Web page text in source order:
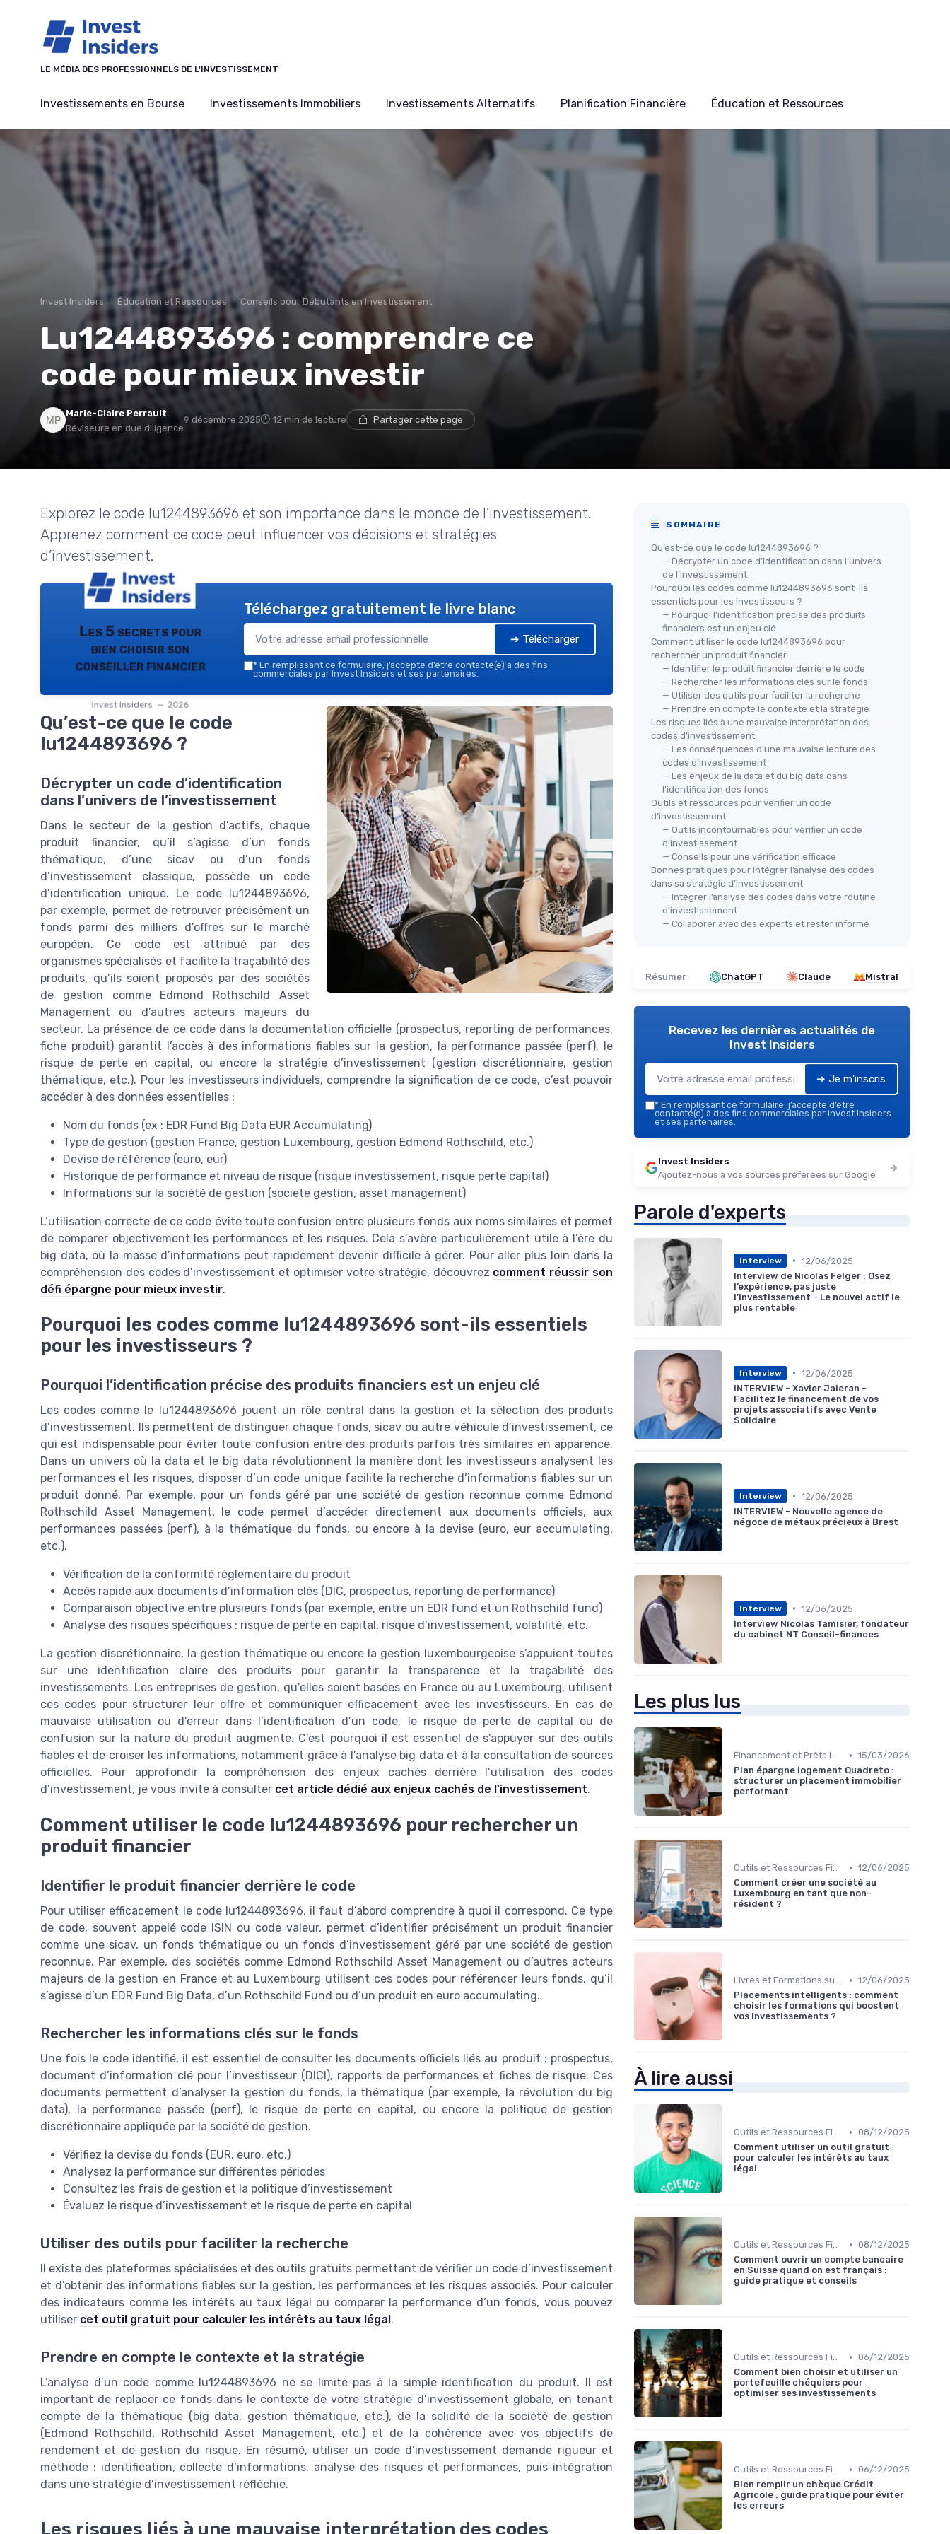
LE MÉDIA DES PROFESSIONNELS DE L'INVESTISSEMENT
Investissements en Bourse Investissements Immobiliers Investissements Alternatifs Planification Financière Éducation et Ressources
Invest Insiders Éducation et Ressources Conseils pour Débutants en Investissement
Lu1244893696 : comprendre ce
code pour mieux investir
Marie-Claire Perrault
Réviseure en due diligence
9 décembre 2025 12 min de lecture Partager cette page
Explorez le code lu1244893696 et son importance dans le monde de l’investissement.
Apprenez comment ce code peut influencer vos décisions et stratégies
d’investissement.
Les 5 secrets pour
bien choisir son
conseiller financier
Invest Insiders — 2026
Téléchargez gratuitement le livre blanc
➔ Télécharger
* En remplissant ce formulaire, j’accepte d’être contacté(e) à des fins
commerciales par Invest Insiders et ses partenaires.
Qu’est-ce que le code
lu1244893696 ?
Décrypter un code d’identification
dans l’univers de l’investissement
Dans le secteur de la gestion d’actifs, chaque
produit financier, qu’il s’agisse d’un fonds
thématique, d’une sicav ou d’un fonds
d’investissement classique, possède un code
d’identification unique. Le code lu1244893696,
par exemple, permet de retrouver précisément un
fonds parmi des milliers d’offres sur le marché
européen. Ce code est attribué par des
organismes spécialisés et facilite la traçabilité des
produits, qu’ils soient proposés par des sociétés
de gestion comme Edmond Rothschild Asset
Management ou d’autres acteurs majeurs du
secteur. La présence de ce code dans la documentation officielle (prospectus, reporting de performances,
fiche produit) garantit l’accès à des informations fiables sur la gestion, la performance passée (perf), le
risque de perte en capital, ou encore la stratégie d’investissement (gestion discrétionnaire, gestion
thématique, etc.). Pour les investisseurs individuels, comprendre la signification de ce code, c’est pouvoir
accéder à des données essentielles :
Nom du fonds (ex : EDR Fund Big Data EUR Accumulating)
Type de gestion (gestion France, gestion Luxembourg, gestion Edmond Rothschild, etc.)
Devise de référence (euro, eur)
Historique de performance et niveau de risque (risque investissement, risque perte capital)
Informations sur la société de gestion (societe gestion, asset management)
L’utilisation correcte de ce code évite toute confusion entre plusieurs fonds aux noms similaires et permet
de comparer objectivement les performances et les risques. Cela s’avère particulièrement utile à l’ère du
big data, où la masse d’informations peut rapidement devenir difficile à gérer. Pour aller plus loin dans la
compréhension des codes d’investissement et optimiser votre stratégie, découvrez comment réussir son
défi épargne pour mieux investir.
Pourquoi les codes comme lu1244893696 sont-ils essentiels
pour les investisseurs ?
Pourquoi l’identification précise des produits financiers est un enjeu clé
Les codes comme le lu1244893696 jouent un rôle central dans la gestion et la sélection des produits
d’investissement. Ils permettent de distinguer chaque fonds, sicav ou autre véhicule d’investissement, ce
qui est indispensable pour éviter toute confusion entre des produits parfois très similaires en apparence.
Dans un univers où la data et le big data révolutionnent la manière dont les investisseurs analysent les
performances et les risques, disposer d’un code unique facilite la recherche d’informations fiables sur un
produit donné. Par exemple, pour un fonds géré par une société de gestion reconnue comme Edmond
Rothschild Asset Management, le code permet d’accéder directement aux documents officiels, aux
performances passées (perf), à la thématique du fonds, ou encore à la devise (euro, eur accumulating,
etc.).
Vérification de la conformité réglementaire du produit
Accès rapide aux documents d’information clés (DIC, prospectus, reporting de performance)
Comparaison objective entre plusieurs fonds (par exemple, entre un EDR fund et un Rothschild fund)
Analyse des risques spécifiques : risque de perte en capital, risque d’investissement, volatilité, etc.
La gestion discrétionnaire, la gestion thématique ou encore la gestion luxembourgeoise s’appuient toutes
sur une identification claire des produits pour garantir la transparence et la traçabilité des
investissements. Les entreprises de gestion, qu’elles soient basées en France ou au Luxembourg, utilisent
ces codes pour structurer leur offre et communiquer efficacement avec les investisseurs. En cas de
mauvaise utilisation ou d’erreur dans l’identification d’un code, le risque de perte de capital ou de
confusion sur la nature du produit augmente. C’est pourquoi il est essentiel de s’appuyer sur des outils
fiables et de croiser les informations, notamment grâce à l’analyse big data et à la consultation de sources
officielles. Pour approfondir la compréhension des enjeux cachés derrière l’utilisation des codes
d’investissement, je vous invite à consulter cet article dédié aux enjeux cachés de l’investissement.
Comment utiliser le code lu1244893696 pour rechercher un
produit financier
Identifier le produit financier derrière le code
Pour utiliser efficacement le code lu1244893696, il faut d’abord comprendre à quoi il correspond. Ce type
de code, souvent appelé code ISIN ou code valeur, permet d’identifier précisément un produit financier
comme une sicav, un fonds thématique ou un fonds d’investissement géré par une société de gestion
reconnue. Par exemple, des sociétés comme Edmond Rothschild Asset Management ou d’autres acteurs
majeurs de la gestion en France et au Luxembourg utilisent ces codes pour référencer leurs fonds, qu’il
s’agisse d’un EDR Fund Big Data, d’un Rothschild Fund ou d’un produit en euro accumulating.
Rechercher les informations clés sur le fonds
Une fois le code identifié, il est essentiel de consulter les documents officiels liés au produit : prospectus,
document d’information clé pour l’investisseur (DICI), rapports de performances et fiches de risque. Ces
documents permettent d’analyser la gestion du fonds, la thématique (par exemple, la révolution du big
data), la performance passée (perf), le risque de perte en capital, ou encore la politique de gestion
discrétionnaire appliquée par la société de gestion.
Vérifiez la devise du fonds (EUR, euro, etc.)
Analysez la performance sur différentes périodes
Consultez les frais de gestion et la politique d’investissement
Évaluez le risque d’investissement et le risque de perte en capital
Utiliser des outils pour faciliter la recherche
Il existe des plateformes spécialisées et des outils gratuits permettant de vérifier un code d’investissement
et d’obtenir des informations fiables sur la gestion, les performances et les risques associés. Pour calculer
des indicateurs comme les intérêts au taux légal ou comparer la performance d’un fonds, vous pouvez
utiliser cet outil gratuit pour calculer les intérêts au taux légal.
Prendre en compte le contexte et la stratégie
L’analyse d’un code comme lu1244893696 ne se limite pas à la simple identification du produit. Il est
important de replacer ce fonds dans le contexte de votre stratégie d’investissement globale, en tenant
compte de la thématique (big data, gestion thématique, etc.), de la solidité de la société de gestion
(Edmond Rothschild, Rothschild Asset Management, etc.) et de la cohérence avec vos objectifs de
rendement et de gestion du risque. En résumé, utiliser un code d’investissement demande rigueur et
méthode : identification, collecte d’informations, analyse des risques et performances, puis intégration
dans une stratégie d’investissement réfléchie.
Les risques liés à une mauvaise interprétation des codes
SOMMAIRE
Qu’est-ce que le code lu1244893696 ?
— Décrypter un code d’identification dans l’univers
de l’investissement
Pourquoi les codes comme lu1244893696 sont-ils
essentiels pour les investisseurs ?
— Pourquoi l’identification précise des produits
financiers est un enjeu clé
Comment utiliser le code lu1244893696 pour
rechercher un produit financier
— Identifier le produit financier derrière le code
— Rechercher les informations clés sur le fonds
— Utiliser des outils pour faciliter la recherche
— Prendre en compte le contexte et la stratégie
Les risques liés à une mauvaise interprétation des
codes d’investissement
— Les conséquences d’une mauvaise lecture des
codes d’investissement
— Les enjeux de la data et du big data dans
l’identification des fonds
Outils et ressources pour vérifier un code
d’investissement
— Outils incontournables pour vérifier un code
d’investissement
— Conseils pour une vérification efficace
Bonnes pratiques pour intégrer l’analyse des codes
dans sa stratégie d’investissement
— Intégrer l’analyse des codes dans votre routine
d’investissement
— Collaborer avec des experts et rester informé
Résumer ChatGPT Claude Mistral
Recevez les dernières actualités de
Invest Insiders
➔ Je m'inscris
* En remplissant ce formulaire, j’accepte d’être
contacté(e) à des fins commerciales par Invest Insiders
et ses partenaires.
Invest Insiders
Ajoutez-nous à vos sources préférées sur Google
Parole d'experts
Interview • 12/06/2025
Interview de Nicolas Felger : Osez
l’expérience, pas juste
l’investissement - Le nouvel actif le
plus rentable
Interview • 12/06/2025
INTERVIEW - Xavier Jaleran -
Facilitez le financement de vos
projets associatifs avec Vente
Solidaire
Interview • 12/06/2025
INTERVIEW - Nouvelle agence de
négoce de métaux précieux à Brest
Interview • 12/06/2025
Interview Nicolas Tamisier, fondateur
du cabinet NT Conseil-finances
Les plus lus
Financement et Prêts Immobiliers • 15/03/2026
Plan épargne logement Quadreto :
structurer un placement immobilier
performant
Outils et Ressources Financières • 12/06/2025
Comment créer une société au
Luxembourg en tant que non-
résident ?
Livres et Formations sur l'Investissement • 12/06/2025
Placements intelligents : comment
choisir les formations qui boostent
vos investissements ?
À lire aussi
Outils et Ressources Financières • 08/12/2025
Comment utiliser un outil gratuit
pour calculer les intérêts au taux
légal
Outils et Ressources Financières • 08/12/2025
Comment ouvrir un compte bancaire
en Suisse quand on est français :
guide pratique et conseils
Outils et Ressources Financières • 06/12/2025
Comment bien choisir et utiliser un
portefeuille chéquiers pour
optimiser ses investissements
Outils et Ressources Financières • 06/12/2025
Bien remplir un chèque Crédit
Agricole : guide pratique pour éviter
les erreurs